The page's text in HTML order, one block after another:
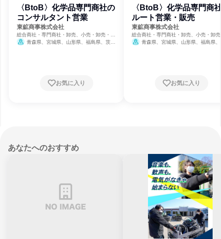
〈BtoB〉化学品専門商社の
コンサルタント営業
東鉱商事株式会社
総合商社・専門商社・卸売、小売・卸売・商
社
青森県、宮城県、山形県、福島県、茨城
お気に入り
〈BtoB〉化学品専門商
ルート営業・販売
東鉱商事株式会社
総合商社・専門商社・卸売、小売・卸
社
青森県、宮城県、山形県、福島県
お気に入り
あなたへのおすすめ